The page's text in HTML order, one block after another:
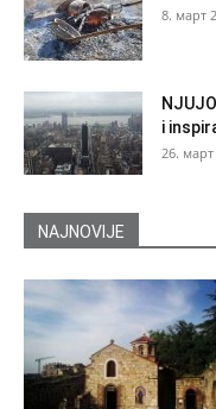
8. март
i
26. март
NAJNOVIJE